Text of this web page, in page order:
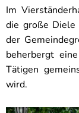
Im
die große Diele
der
beherbergt
Tätigen
wird.